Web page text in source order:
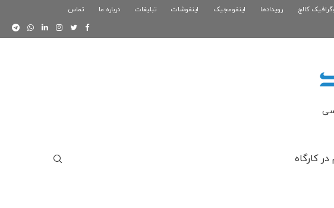
اینفوگرافیک بازی کلش رویال کالج رویدادها اینفومجیک اینفوشات تبلیغات درباره ما تماس
کارگاه